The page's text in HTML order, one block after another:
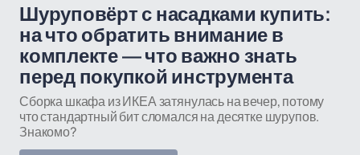
Шуруповёрт с насадками купить:
на что обратить внимание в
комплекте — что важно знать
перед покупкой инструмента
Сборка шкафа из ИКЕА затянулась на вечер, потому
что стандартный бит сломался на десятке шурупов.
Знакомо?